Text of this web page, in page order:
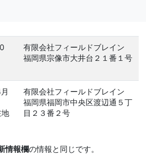
有限会社フィールドブレイン
福岡県宗像市大井台２１番１号
有限会社フィールドブレイン
福岡県福岡市中央区渡辺通５丁
目２３番２号
情報欄の情報と同じです。